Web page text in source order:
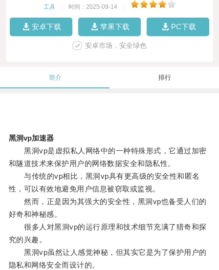
工具 时间：2025-09-14
安卓下载 苹果下载 PC下载
安卓市场，安全绿色
简介 排行
黑洞vp加速器
黑洞vp是虚拟私人网络中的一种特殊形式，它通过加密
和隧道技术来保护用户的网络数据安全和隐私性。
与传统的vp相比，黑洞vp具有更高级的安全性和匿名
性，可以有效地避免用户信息被窃取或监视。
然而，正是因为其强大的安全性，黑洞vp也备受人们的
好奇和神秘感。
很多人对黑洞vp的运行原理和技术细节充满了猎奇和探
究的兴趣。
黑洞vp虽然让人感觉神秘，但其实它是为了保护用户的
隐私和网络安全而设计的。